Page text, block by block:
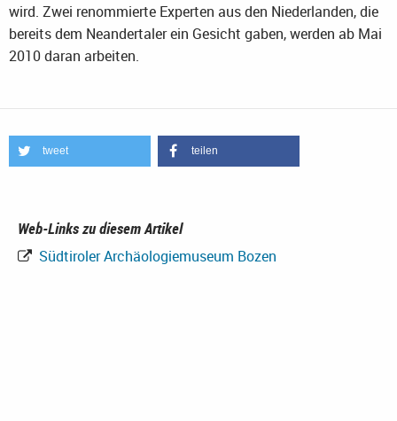
wird. Zwei renommierte Experten aus den Niederlanden, die
bereits dem Neandertaler ein Gesicht gaben, werden ab Mai
2010 daran arbeiten.
tweet teilen
Web-Links zu diesem Artikel
Südtiroler Archäologiemuseum Bozen